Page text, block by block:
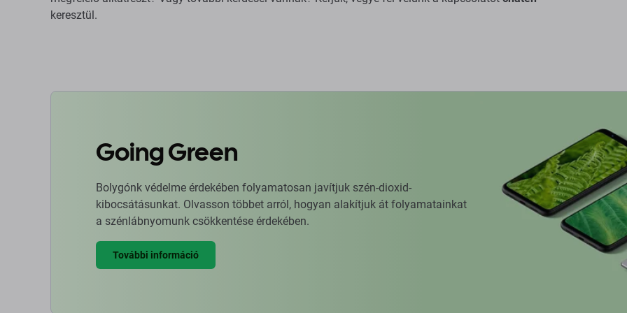
keresztül.
Going Green
Bolygónk védelme érdekében folyamatosan javítjuk szén-dioxid-
kibocsátásunkat. Olvasson többet arról, hogyan alakítjuk át folyamatainkat
a szénlábnyomunk csökkentése érdekében.
További információ